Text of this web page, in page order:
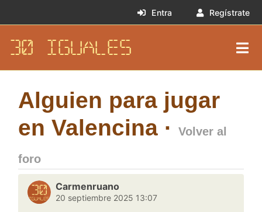
Entra Regístrate
30 IGUALES
Alguien para jugar
en Valencina ·
Volver al
foro
Carmenruano
20 septiembre 2025 13:07